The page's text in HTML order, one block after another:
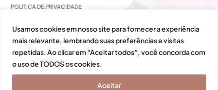
Usamos cookies em nosso site para fornecer a experiência
mais relevante, lembrando suas preferências e visitas
repetidas. Ao clicar em “Aceitar todos”, você concorda com
o uso de TODOS os cookies.
Aceitar
POLITICA DE PRIVACIDADE